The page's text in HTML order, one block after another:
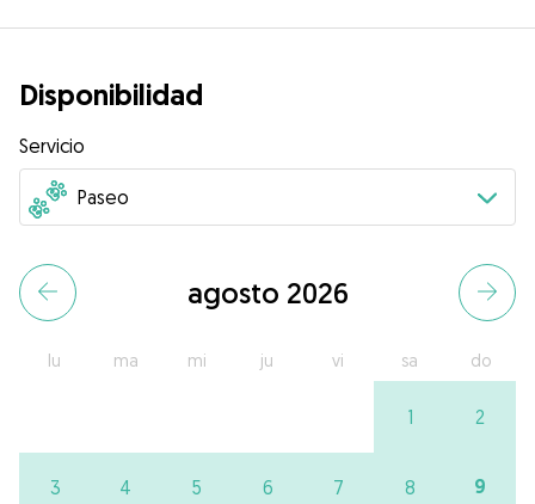
Disponibilidad
Servicio
agosto 2026
lu ma mi ju vi sa do
1 2
3 4 5 6 7 8 9